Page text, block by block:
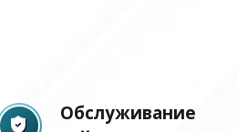
Обслуживание